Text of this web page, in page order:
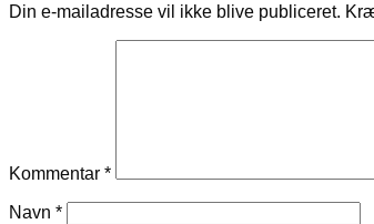
Din e-mailadresse vil ikke blive publiceret.
Kommentar *
Navn *